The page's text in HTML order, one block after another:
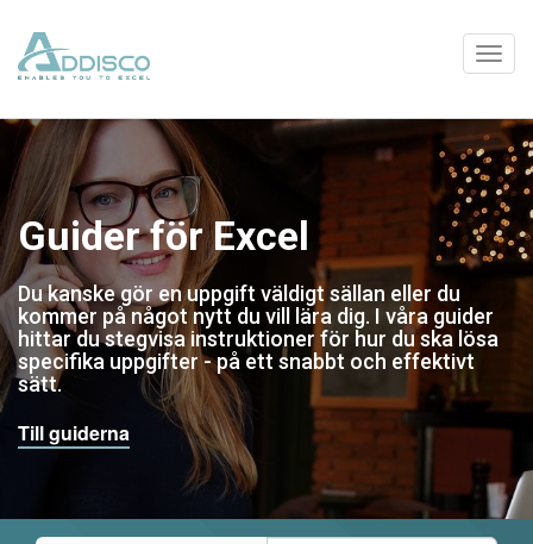
Guider för Excel
Du kanske gör en uppgift väldigt sällan eller du
kommer på något nytt du vill lära dig. I våra guider
hittar du stegvisa instruktioner för hur du ska lösa
specifika uppgifter - på ett snabbt och effektivt
sätt.
Till guiderna